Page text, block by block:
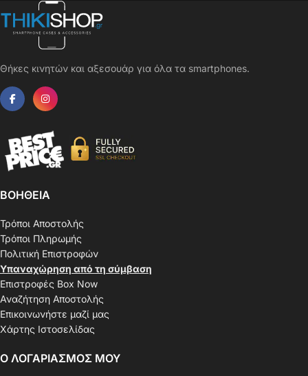
Θήκες κινητών και αξεσουάρ για όλα τα smartphones.
ΒΟΗΘΕΙΑ
Τρόποι Αποστολής
Τρόποι Πληρωμής
Πολιτική Επιστροφών
Υπαναχώρηση από τη σύμβαση
Επιστροφές Box Now
Αναζήτηση Αποστολής
Επικοινωνήστε μαζί μας
Χάρτης Ιστοσελίδας
Ο ΛΟΓΑΡΙΑΣΜΟΣ ΜΟΥ